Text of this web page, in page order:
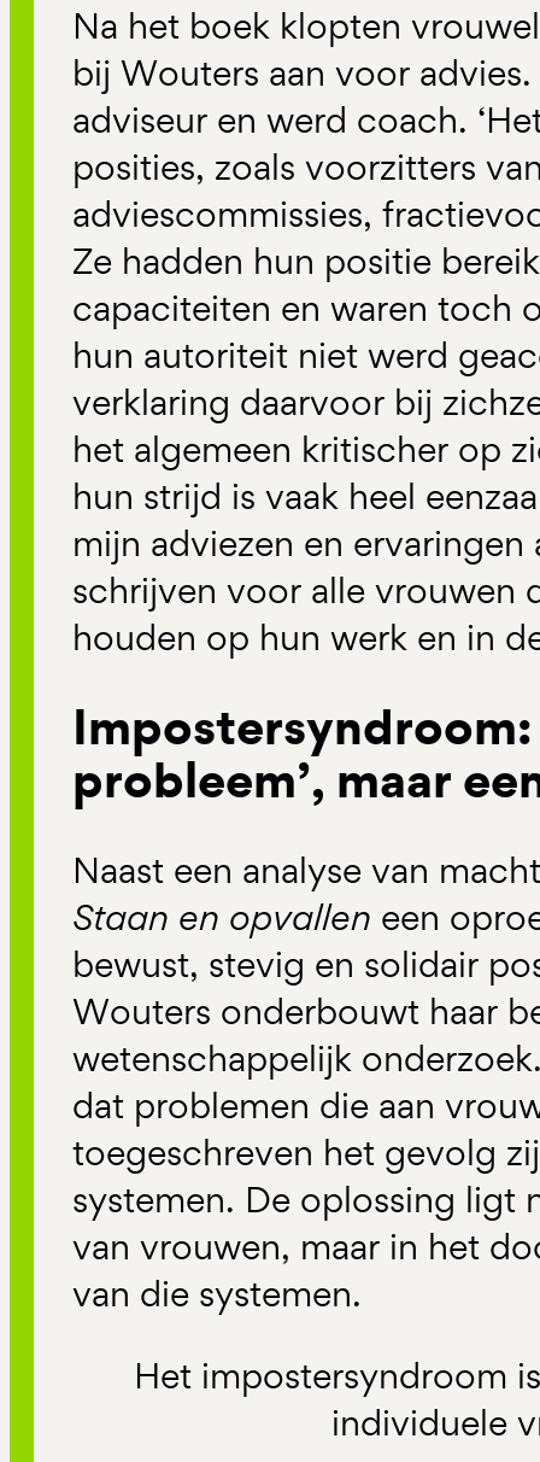
Na het boek klopten
bij Wouters aan voor
adviseur en werd coach.
posities, zoals voorzitters
adviescommissies,
Ze hadden hun positie
capaciteiten en waren toch
hun autoriteit niet werd
verklaring daarvoor bij
het algemeen kritischer op
hun strijd is vaak heel
mijn adviezen en
schrijven voor alle vrouwen
houden op hun werk en in
probleem’, maar
Naast een analyse van
Staan en opvallen een
bewust, stevig en solidair
Wouters onderbouwt haar
wetenschappelijk
dat problemen die aan
toegeschreven het gevolg
systemen. De oplossing ligt
van vrouwen, maar in het
van die systemen.
Het impostersyndroom
individuele